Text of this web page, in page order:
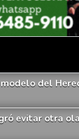
del
evitar otra